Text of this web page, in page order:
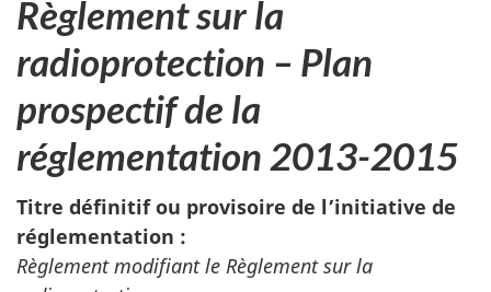
Règlement sur la
radioprotection – Plan
prospectif de la
réglementation 2013-2015
Titre définitif ou provisoire de l’initiative de
réglementation :
Règlement modifiant le Règlement sur la